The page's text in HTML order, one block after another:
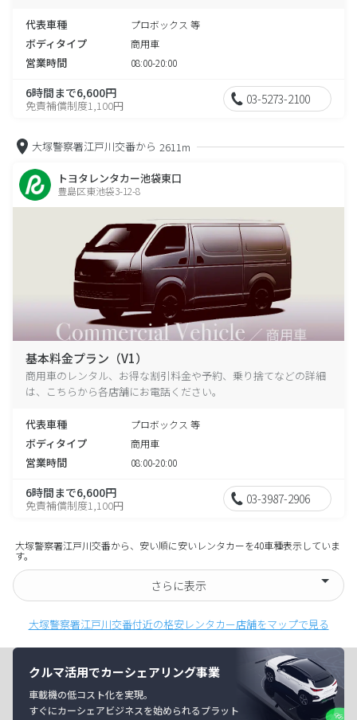
代表車種 プロボックス 等
ボディタイプ 商用車
営業時間 08:00-20:00
6時間まで6,600円
免責補償制度1,100円 03-5273-2100
大塚警察署江戸川交番から 2611m
トヨタレンタカー池袋東口
豊島区東池袋3-12-8
基本料金プラン（V1）
商用車のレンタル、お得な割引料金や予約、乗り捨てなどの詳細
は、こちらから各店舗にお電話ください。
代表車種 プロボックス 等
ボディタイプ 商用車
営業時間 08:00-20:00
6時間まで6,600円
免責補償制度1,100円 03-3987-2906
大塚警察署江戸川交番から、安い順に安いレンタカーを40車種表示していま
す。
さらに表示
大塚警察署江戸川交番付近の格安レンタカー店舗をマップで見る
クルマ活用でカーシェアリング事業
車載機の低コスト化を実現。
すぐにカーシェアビジネスを始められるプラット